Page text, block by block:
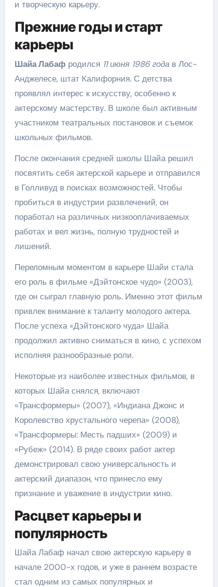
и творческую карьеру.
Прежние годы и старт
карьеры
Шайа Лабафродился 11 июня 1986 годав Лос-
Анджелесе, штат Калифорния. С детства
проявлял интерес к искусству, особенно к
актерскому мастерству. В школе был активным
участником театральных постановок и съемок
школьных фильмов.
После окончания средней школы Шайа решил
посвятить себя актерской карьере и отправился
в Голливуд в поисках возможностей. Чтобы
пробиться в индустрии развлечений, он
поработал на различных низкооплачиваемых
работах и вел жизнь, полную трудностей и
лишений.
Переломным моментом в карьере Шайи стала
его роль в фильме «Дэйтонское чудо» (2003),
где он сыграл главную роль. Именно этот фильм
привлек внимание к таланту молодого актера.
После успеха «Дэйтонского чуда» Шайа
продолжил активно сниматься в кино, с успехом
исполняя разнообразные роли.
Некоторые из наиболее известных фильмов, в
которых Шайа снялся, включают
«Трансформеры» (2007), «Индиана Джонс и
Королевство хрустального черепа» (2008),
«Трансформеры: Месть падших» (2009) и
«Рубеж» (2014). В ряде своих работ актер
демонстрировал свою универсальность и
актерский диапазон, что принесло ему
признание и уважение в индустрии кино.
Расцвет карьеры и
популярность
Шайа Лабаф начал свою актерскую карьеру в
начале 2000-х годов, и уже в раннем возрасте
стал одним из самых популярных и